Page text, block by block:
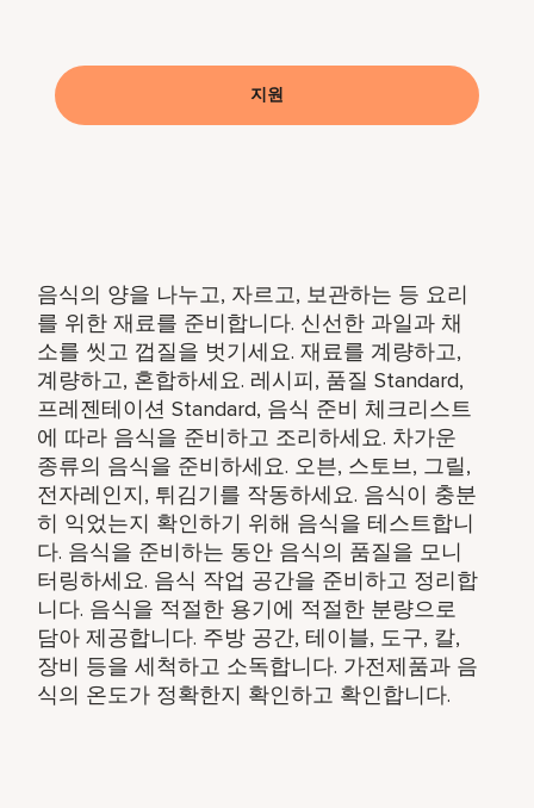
음식의 양을 나누고, 자르고, 보관하는 등 요리
를 위한 재료를 준비합니다. 신선한 과일과 채
소를 씻고 껍질을 벗기세요. 재료를 계량하고,
계량하고, 혼합하세요. 레시피, 품질 Standard,
프레젠테이션 Standard, 음식 준비 체크리스트
에 따라 음식을 준비하고 조리하세요. 차가운
종류의 음식을 준비하세요. 오븐, 스토브, 그릴,
전자레인지, 튀김기를 작동하세요. 음식이 충분
히 익었는지 확인하기 위해 음식을 테스트합니
다. 음식을 준비하는 동안 음식의 품질을 모니
터링하세요. 음식 작업 공간을 준비하고 정리합
니다. 음식을 적절한 용기에 적절한 분량으로
담아 제공합니다. 주방 공간, 테이블, 도구, 칼,
장비 등을 세척하고 소독합니다. 가전제품과 음
식의 온도가 정확한지 확인하고 확인합니다.
지원